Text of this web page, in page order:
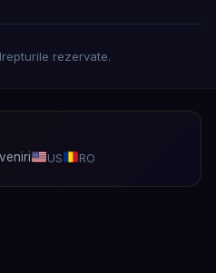
rezervate.
US RO